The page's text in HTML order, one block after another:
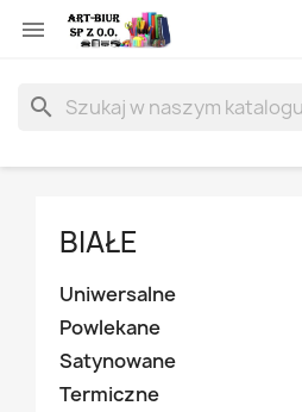

search
BIAŁE
Uniwersalne
Powlekane
Satynowane
Termiczne